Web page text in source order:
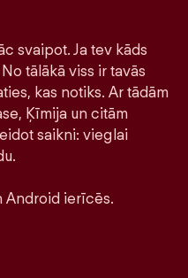
svaipot. Ja tev kāds
tālākā viss ir tavās
kas notiks. Ar tādām
Ķīmija un citām
saikni: vieglai
Android ierīcēs.